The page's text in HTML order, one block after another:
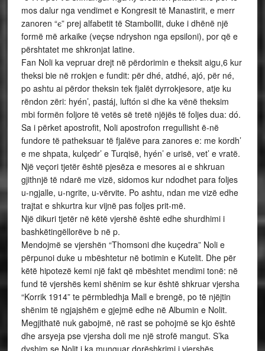
mos dalur nga vendimet e Kongresit të Manastirit, e merr
zanoren “є” prej alfabetit të Stambollit, duke i dhënë një
formë më arkaike (veçse ndryshon nga epsiloni), por që e
përshtatet me shkronjat latine.
Fan Noli ka vepruar drejt në përdorimin e theksit aigu,6 kur
theksi bie në rrokjen e fundit: për dhé, atdhé, ajó, për né,
po ashtu ai përdor theksin tek fjalët dyrrokjesore, atje ku
rëndon zëri: hyén’, pastáj, luftón si dhe ka vënë theksim
mbi formën foljore të vetës së tretë njëjës të foljes dua: dó.
Sa i përket apostrofit, Noli apostrofon rregullisht ë-në
fundore të patheksuar të fjalëve para zanores e: me kordh’
e me shpata, kulçedr’ e Turqisë, hyén’ e urisë, vet’ e vratë.
Një veçori tjetër është pjesëza e mesores ai e shkruan
gjithnjë të ndarë me vizë, sidomos kur ndodhet para foljes
u-ngjalle, u-ngrite, u-vërvite. Po ashtu, ndan me vizë edhe
trajtat e shkurtra kur vijnë pas foljes prit-më.
Një dikuri tjetër në këtë vjershë është edhe shurdhimi i
bashkëtingëllorëve b në p.
Mendojmë se vjershën “Thomsoni dhe kuçedra” Noli e
përpunoi duke u mbështetur në botimin e Kutelit. Dhe për
këtë hipotezë kemi një fakt që mbështet mendimi tonë: në
fund të vjershës kemi shënim se kur është shkruar vjersha
“Korrik 1914” te përmbledhja Mall e brengë, po të njëjtin
shënim të ngjajshëm e gjejmë edhe në Albumin e Nolit.
Megjithatë nuk gabojmë, në rast se pohojmë se kjo është
dhe arsyeja pse vjersha doli me një strofë mangut. S’ka
dyshim se Nolit i ka munguar dorëshkrimi i vjershës